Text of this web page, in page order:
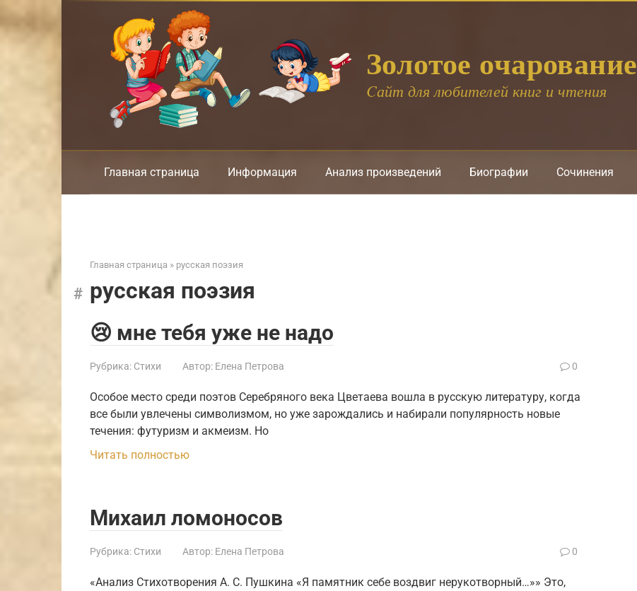
к
Золотое очарование
Cайт для любителей книг и чтения
Главная страница Информация Анализ произведений Биографии Сочинения
Главная страница » русская поэзия
русская поэзия
😢 мне тебя уже не надо
Рубрика: Стихи Автор: Елена Петрова 0
Особое место среди поэтов Серебряного века Цветаева вошла в русскую литературу, когда
все были увлечены символизмом, но уже зарождались и набирали популярность новые
течения: футуризм и акмеизм. Но
Читать полностью
Михаил ломоносов
Рубрика: Стихи Автор: Елена Петрова 0
«Анализ Стихотворения А. С. Пушкина «Я памятник себе воздвиг нерукотворный…»» Это,